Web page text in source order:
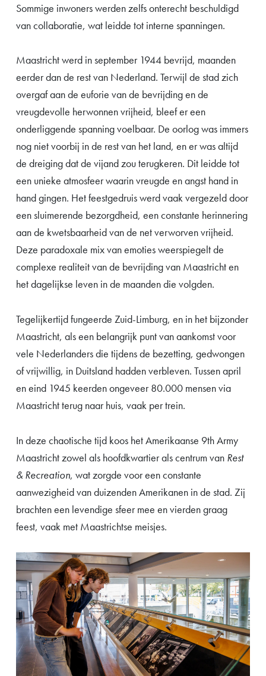
Sommige inwoners werden zelfs onterecht beschuldigd
van collaboratie, wat leidde tot interne spanningen.
Maastricht werd in september 1944 bevrijd, maanden
eerder dan de rest van Nederland. Terwijl de stad zich
overgaf aan de euforie van de bevrijding en de
vreugdevolle herwonnen vrijheid, bleef er een
onderliggende spanning voelbaar. De oorlog was immers
nog niet voorbij in de rest van het land, en er was altijd
de dreiging dat de vijand zou terugkeren. Dit leidde tot
een unieke atmosfeer waarin vreugde en angst hand in
hand gingen. Het feestgedruis werd vaak vergezeld door
een sluimerende bezorgdheid, een constante herinnering
aan de kwetsbaarheid van de net verworven vrijheid.
Deze paradoxale mix van emoties weerspiegelt de
complexe realiteit van de bevrijding van Maastricht en
het dagelijkse leven in de maanden die volgden.
Tegelijkertijd fungeerde Zuid-Limburg, en in het bijzonder
Maastricht, als een belangrijk punt van aankomst voor
vele Nederlanders die tijdens de bezetting, gedwongen
of vrijwillig, in Duitsland hadden verbleven. Tussen april
en eind 1945 keerden ongeveer 80.000 mensen via
Maastricht terug naar huis, vaak per trein.
In deze chaotische tijd koos het Amerikaanse 9th Army
Maastricht zowel als hoofdkwartier als centrum van Rest
& Recreation, wat zorgde voor een constante
aanwezigheid van duizenden Amerikanen in de stad. Zij
brachten een levendige sfeer mee en vierden graag
feest, vaak met Maastrichtse meisjes.